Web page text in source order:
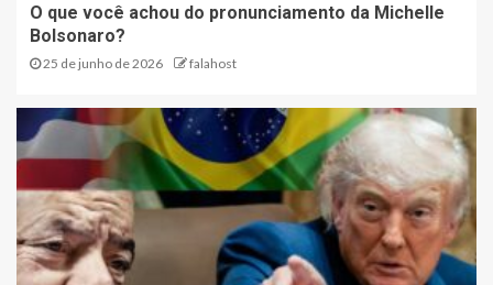
O que você achou do pronunciamento da Michelle
Bolsonaro?
25 de junho de 2026 falahost